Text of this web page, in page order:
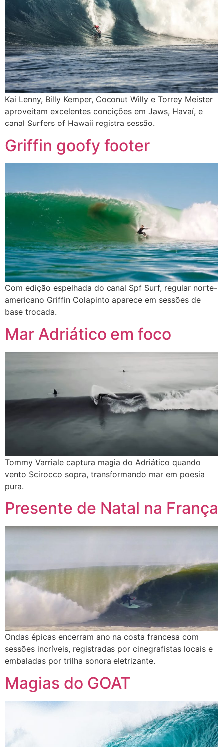
Kai Lenny, Billy Kemper, Coconut Willy e Torrey Meister
aproveitam excelentes condições em Jaws, Havaí, e
canal Surfers of Hawaii registra sessão.
Griffin goofy footer
Com edição espelhada do canal Spf Surf, regular norte-
americano Griffin Colapinto aparece em sessões de
base trocada.
Mar Adriático em foco
Tommy Varriale captura magia do Adriático quando
vento Scirocco sopra, transformando mar em poesia
pura.
Presente de Natal na França
Ondas épicas encerram ano na costa francesa com
sessões incríveis, registradas por cinegrafistas locais e
embaladas por trilha sonora eletrizante.
Magias do GOAT